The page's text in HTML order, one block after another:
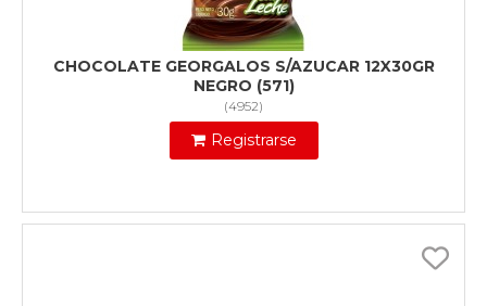
CHOCOLATE GEORGALOS S/AZUCAR 12X30GR
NEGRO (571)
(4952)
Registrarse